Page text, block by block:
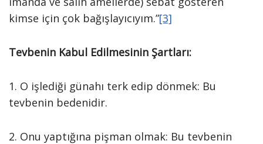
kimse için çok bağışlayıcıyım.”[3]
Tevbenin Kabul Edilmesinin Şartları:
1. O işlediği günahı terk edip dönmek: Bu
tevbenin bedenidir.
2. Onu yaptığına pişman olmak: Bu tevbenin